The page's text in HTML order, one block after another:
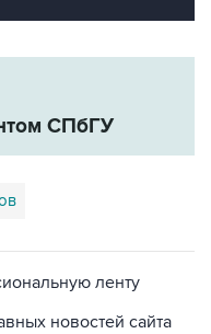
СПбГУ
ленту
новостей сайта